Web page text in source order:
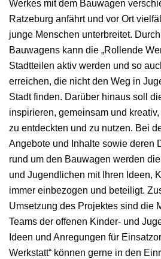
Werkes mit dem Bauwagen
Ratzeburg anfährt und vor Ort
junge Menschen unterbreitet.
Bauwagens kann die „Rollende
Stadtteilen aktiv werden und so
erreichen, die nicht den Weg in
Stadt finden. Darüber hinaus soll
inspirieren, gemeinsam und
zu entdeckten und zu nutzen. Bei
Angebote und Inhalte sowie deren
rund um den Bauwagen werden
und Jugendlichen mit Ihren Ideen,
immer einbezogen und beteiligt.
Umsetzung des Projektes sind die
Teams der offenen Kinder- und
Ideen und Anregungen für
Werkstatt“ können gerne in den